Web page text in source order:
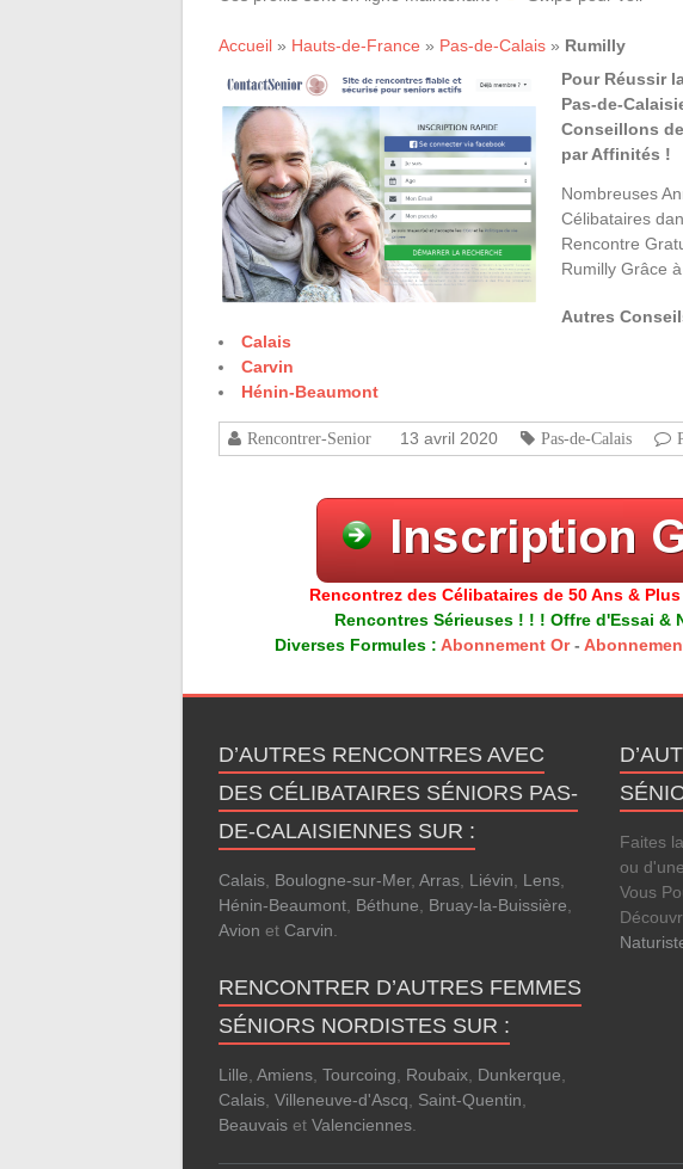
Accueil » Hauts-de-France » Pas-de-Calais » Rumilly
Pour Réussir
Pas-de-
Conseillons
par Affinités !
Nombreuses
Célibataires
Rencontre
Rumilly Grâce
Autres
Calais
Carvin
Hénin-Beaumont
Rencontrer-Senior 13 avril 2020 Pas-de-Calais
Rencontrez des Célibataires de 50 Ans &
Rencontres Sérieuses ! ! ! Offre d'Essai &
Diverses Formules : Abonnement Or-
D’AUTRES RENCONTRES AVEC
DES CÉLIBATAIRES SÉNIORS PAS-
DE-CALAISIENNES SUR :
Calais Boulogne-sur-Mer, Arras Liévin Lens
Hénin-Beaumont Béthune Bruay-la-Buissière
Avion et Carvin
RENCONTRER D’AUTRES FEMMES
SÉNIORS NORDISTES SUR :
Lille Amiens Tourcoing Roubaix Dunkerque
Calais Villeneuve-d'Ascq Saint-Quentin
Beauvais et Valenciennes
Faites
ou
Vous